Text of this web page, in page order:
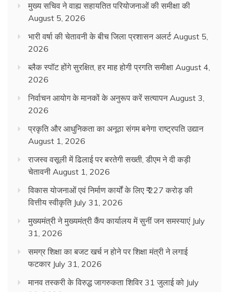
मुख्य सचिव ने वाह्य सहायतित परियोजनाओं की समीक्षा की
August 5, 2026
भारी वर्षा की चेतावनी के बीच जिला प्रशासन अलर्ट August 5,
2026
ब्लैक स्पॉट होंगे सुरक्षित, हर माह होगी प्रगति समीक्षा August 4,
2026
निर्वाचन आयोग के मानकों के अनुरूप करें सत्यापन August 3,
2026
प्रकृति और आधुनिकता का अनूठा संगम बनेगा राष्ट्रपति उद्यान
August 1, 2026
राजस्व वसूली में ढिलाई पर बरतेगी सख्ती, डीएम ने दी कड़ी
चेतावनी August 1, 2026
विकास योजनाओं एवं निर्माण कार्यों के लिए ₹ 227 करोड़ की
वित्तीय स्वीकृति July 31, 2026
मुख्यमंत्री ने मुख्यमंत्री कैंप कार्यालय में सुनीं जन समस्याएं July
31, 2026
समग्र शिक्षा का बजट खर्च न होने पर शिक्षा मंत्री ने लगाई
फटकार July 31, 2026
मानव तस्करी के विरुद्ध जागरुकता शिविर 31 जुलाई को July